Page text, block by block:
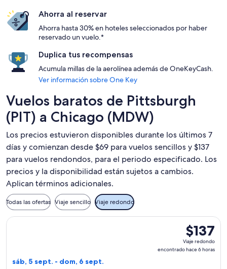
Ahorra al reservar
Ahorra hasta 30% en hoteles seleccionados por haber
reservado un vuelo.*
Duplica tus recompensas
Acumula millas de la aerolínea además de OneKeyCash.
Ver información sobre One Key
Vuelos baratos de Pittsburgh
(PIT) a Chicago (MDW)
Los precios estuvieron disponibles durante los últimos 7
días y comienzan desde $69 para vuelos sencillos y $137
para vuelos rendondos, para el periodo especificado. Los
precios y la disponibilidad están sujetos a cambios.
Aplican términos adicionales.
Todas las ofertas Viaje sencillo Viaje redondo
$137
Viaje
redondo,
$137
Viaje redondo
encontrado hace 6 horas
sáb, 5 sept. - dom, 6 sept.
Seleccionar vuelo de Southwest Airlines, con salida el sáb,